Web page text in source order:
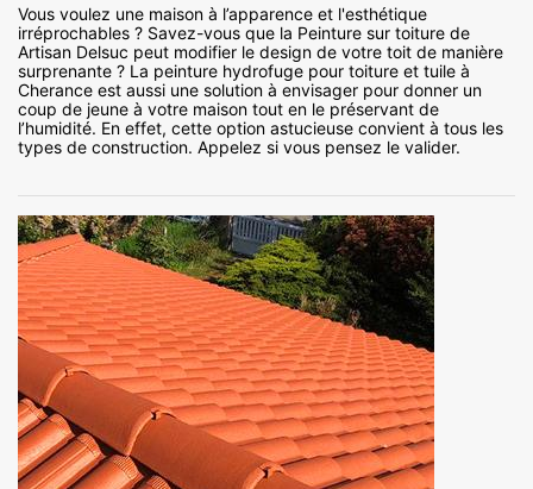
Vous voulez une maison à l’apparence et l'esthétique
irréprochables ? Savez-vous que la Peinture sur toiture de
Artisan Delsuc peut modifier le design de votre toit de manière
surprenante ? La peinture hydrofuge pour toiture et tuile à
Cherance est aussi une solution à envisager pour donner un
coup de jeune à votre maison tout en le préservant de
l’humidité. En effet, cette option astucieuse convient à tous les
types de construction. Appelez si vous pensez le valider.